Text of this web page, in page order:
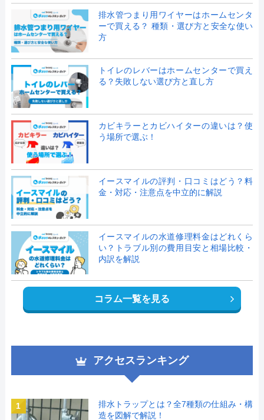
排水管つまり用ワイヤーはホームセンタ
ーで買える？ 種類・選び方と安全な使い
方
トイレのレバーはホームセンターで買え
る？失敗しない選び方と直し方
カビキラーとカビハイターの違いは？使
う場所で選ぶ！
イースマイルの評判・口コミはどう？料
金・対応・注意点を中立的に解説
イースマイルの水道修理料金はどれくら
い？トラブル別の費用目安と相場比較・
内訳を解説
コラム一覧を見る
アクセスランキング
1
排水トラップとは？全7種類の仕組み・構
造を図解で解説！